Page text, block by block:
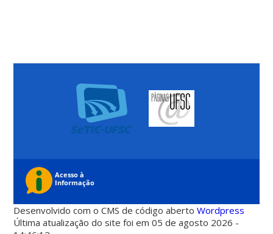
Desenvolvido com o CMS de código abertoWordpress
Última atualização do site foi em 05 de agosto 2026 -